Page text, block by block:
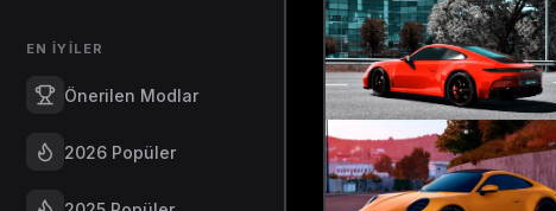
EN İYILER
Önerilen Modlar
2026 Popüler